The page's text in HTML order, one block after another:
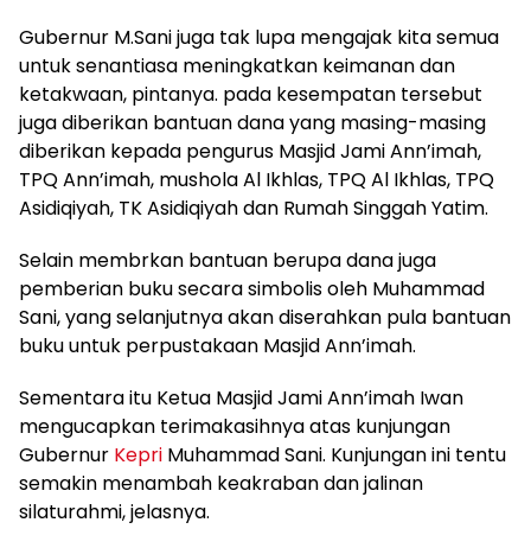
Gubernur M.Sani juga tak lupa mengajak kita semua
untuk senantiasa meningkatkan keimanan dan
ketakwaan, pintanya. pada kesempatan tersebut
juga diberikan bantuan dana yang masing-masing
diberikan kepada pengurus Masjid Jami Ann’imah,
TPQ Ann’imah, mushola Al Ikhlas, TPQ Al Ikhlas, TPQ
Asidiqiyah, TK Asidiqiyah dan Rumah Singgah Yatim.
Selain membrkan bantuan berupa dana juga
pemberian buku secara simbolis oleh Muhammad
Sani, yang selanjutnya akan diserahkan pula bantuan
buku untuk perpustakaan Masjid Ann’imah.
Sementara itu Ketua Masjid Jami Ann’imah Iwan
mengucapkan terimakasihnya atas kunjungan
Gubernur Kepri Muhammad Sani. Kunjungan ini tentu
semakin menambah keakraban dan jalinan
silaturahmi, jelasnya.